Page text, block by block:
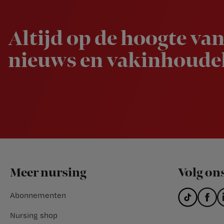
Altijd op de hoogte
nieuws en
Footer
Meer nursing
Abonnementen
Nursing shop
Volg